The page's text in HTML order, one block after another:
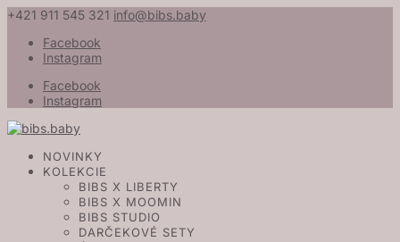
+421 911 545 321 info@bibs.baby
Facebook
Instagram
Facebook
Instagram
NOVINKY
KOLEKCIE
BIBS X LIBERTY
BIBS X MOOMIN
BIBS STUDIO
DARČEKOVÉ SETY